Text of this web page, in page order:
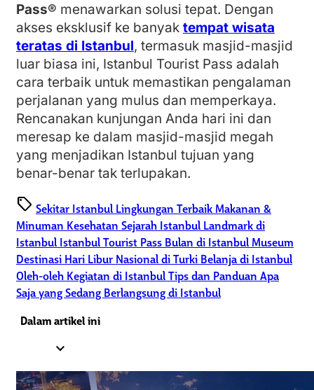
Pass® menawarkan solusi tepat. Dengan
akses eksklusif ke banyak tempat wisata
teratas di Istanbul, termasuk masjid-masjid
luar biasa ini, Istanbul Tourist Pass adalah
cara terbaik untuk memastikan pengalaman
perjalanan yang mulus dan memperkaya.
Rencanakan kunjungan Anda hari ini dan
meresap ke dalam masjid-masjid megah
yang menjadikan Istanbul tujuan yang
benar-benar tak terlupakan.
sell Sekitar Istanbul Lingkungan Terbaik Makanan &
Minuman Kesehatan Sejarah Istanbul Landmark di
Istanbul Istanbul Tourist Pass Bulan di Istanbul Museum
Destinasi Hari Libur Nasional di Turki Belanja di Istanbul
Oleh-oleh Kegiatan di IstanbulTips dan Panduan Apa
Saja yang Sedang Berlangsung di Istanbul
Dalam artikel ini
expand_less
1.1. Masjid Süleymaniye